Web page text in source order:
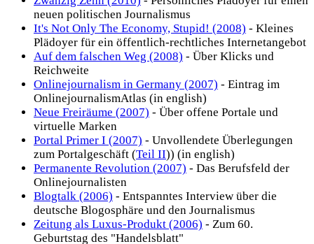
neuen politischen Journalismus
It's Not Only The Economy, Stupid! (2008) - Kleines
Plädoyer für ein öffentlich-rechtliches Internetangebot
Auf dem falschen Weg (2008) - Über Klicks und
Reichweite
Onlinejournalism in Germany (2007) - Eintrag im
OnlinejournalismAtlas (in english)
Neue Freiräume (2007) - Über offene Portale und
virtuelle Marken
Portal Primer I (2007) - Unvollendete Überlegungen
zum Portalgeschäft (Teil II)) (in english)
Permanente Revolution (2007) - Das Berufsfeld der
Onlinejournalisten
Blogtalk (2006) - Entspanntes Interview über die
deutsche Blogosphäre und den Journalismus
Zeitung als Luxus-Produkt (2006) - Zum 60.
Geburtstag des "Handelsblatt"